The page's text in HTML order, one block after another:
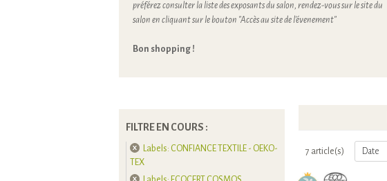
préférez consulter la liste des exposants du salon, rendez-vous sur le site du
salon en cliquant sur le bouton "Accès au site de l'évenement"
Bon shopping !
FILTRE EN COURS :
Labels: CONFIANCE TEXTILE - OEKO-
TEX
7 article(s) Date